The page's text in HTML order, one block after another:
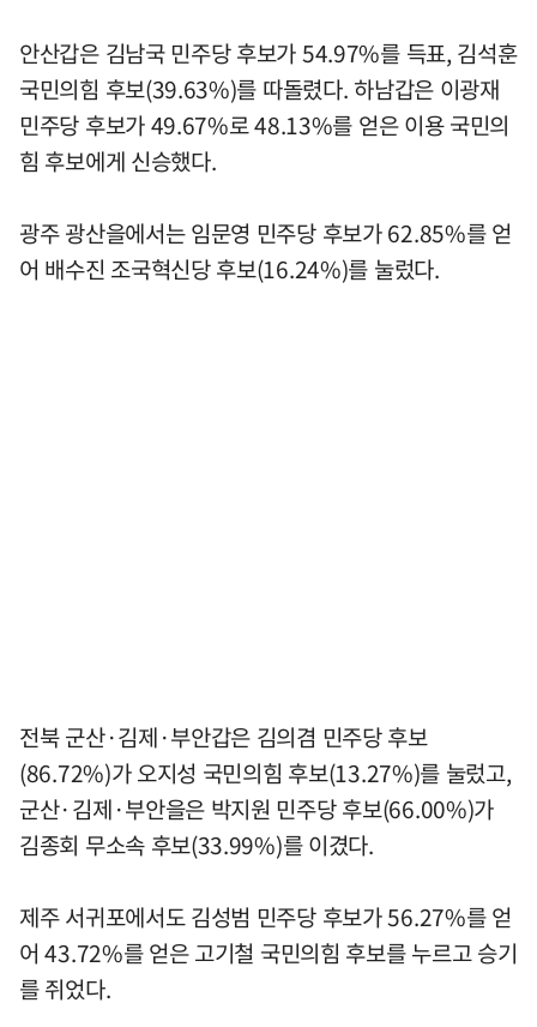
안산갑은 김남국 민주당 후보가 54.97%를 득표, 김석훈
국민의힘 후보(39.63%)를 따돌렸다. 하남갑은 이광재
민주당 후보가 49.67%로 48.13%를 얻은 이용 국민의
힘 후보에게 신승했다.
광주 광산을에서는 임문영 민주당 후보가 62.85%를 얻
어 배수진 조국혁신당 후보(16.24%)를 눌렀다.
전북 군산·김제·부안갑은 김의겸 민주당 후보
(86.72%)가 오지성 국민의힘 후보(13.27%)를 눌렀고,
군산·김제·부안을은 박지원 민주당 후보(66.00%)가
김종회 무소속 후보(33.99%)를 이겼다.
제주 서귀포에서도 김성범 민주당 후보가 56.27%를 얻
어 43.72%를 얻은 고기철 국민의힘 후보를 누르고 승기
를 쥐었다.